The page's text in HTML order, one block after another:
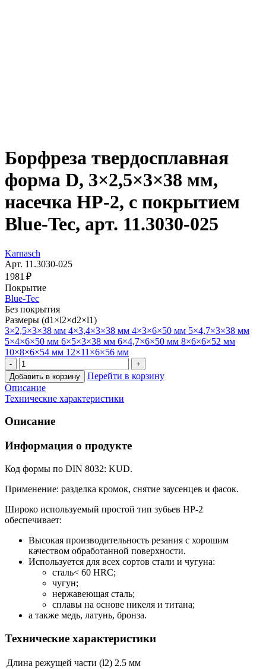
Борфреза твердосплавная
форма D, 3×2,5×3×38 мм,
насечка HP-2, с покрытием
Blue-Tec, арт. 11.3030-025
Karnasch
Арт. 11.3030-025
1 981 ₽
Покрытие
Blue-Tec
Без покрытия
Размеры (d1×l2×d2×l1)
3×2,5×3×38 мм 4×3,4×3×38 мм 4×3×6×50 мм 5×4,7×3×38 мм
5×4×6×50 мм 6×5×3×38 мм 6×4,7×6×50 мм 8×6×6×52 мм
10×8×6×54 мм 12×11×6×56 мм
Добавить в корзину
Перейти в корзину
Описание
Технические характеристики
Описание
Информация о продукте
Код формы по DIN 8032: KUD.
Применение: разделка кромок, снятие заусенцев и фасок.
Широко используемый простой тип зубьев HP-2
обеспечивает:
Высокая производительность резания с хорошим
качеством обработанной поверхности.
Используется для всех сортов стали и чугуна:
сталь< 60 HRC;
чугун;
нержавеющая сталь;
сплавы на основе никеля и титана;
а также медь, латунь, бронза.
Технические характеристики
Длина режущей части (l2) 2.5 мм